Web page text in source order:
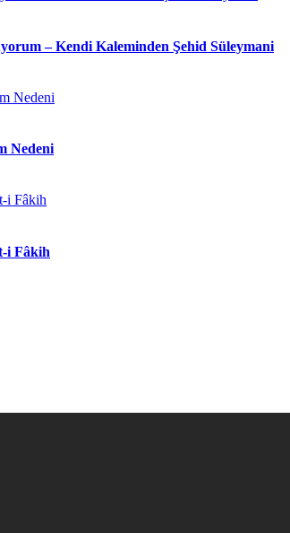
– Kendi Kaleminden Şehid Süleymani
Nedeni
i Fâkih